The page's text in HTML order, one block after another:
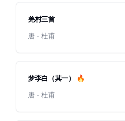
羌村三首
唐 - 杜甫
梦李白（其一） 🔥
唐 - 杜甫